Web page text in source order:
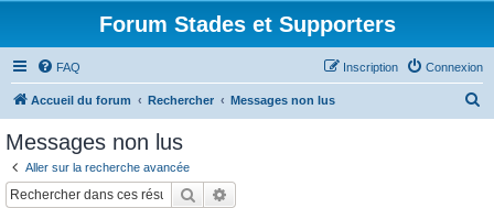
Forum Stades et Supporters
FAQ Connexion
Inscription
Accueil du forum Rechercher Messages non lus
Messages non lus
Aller sur la recherche avancée
Rechercher